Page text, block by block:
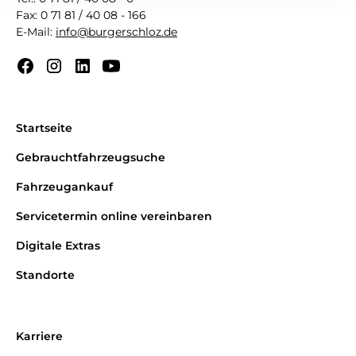
Fax: 0 71 81 / 40 08 - 166
E-Mail: info@burgerschloz.de
Startseite
Gebrauchtfahrzeugsuche
Fahrzeugankauf
Servicetermin online vereinbaren
Digitale Extras
Standorte
Karriere